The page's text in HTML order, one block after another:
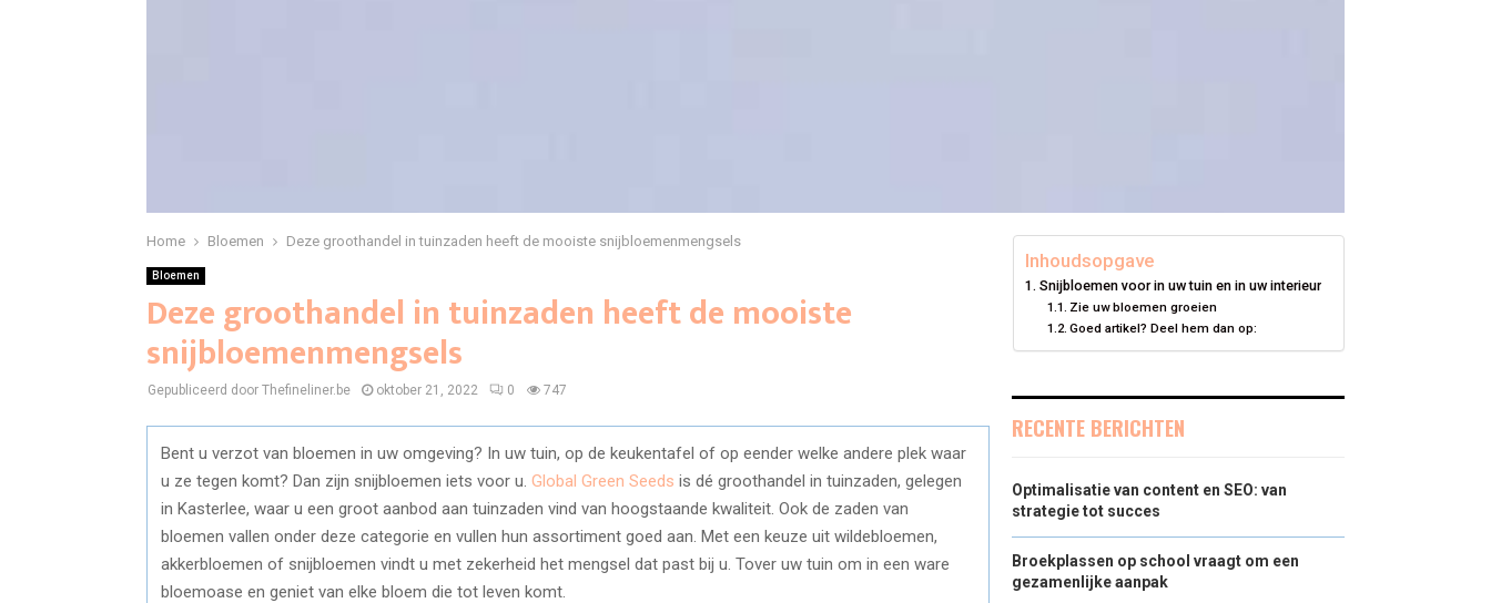
Home Bloemen Deze groothandel in tuinzaden heeft de mooiste snijbloemenmengsels
Bloemen
Deze groothandel in tuinzaden heeft de mooiste
snijbloemenmengsels
Gepubliceerd door Thefineliner.be oktober 21, 2022 0 747
Bent u verzot van bloemen in uw omgeving? In uw tuin, op de keukentafel of op eender welke andere plek waar
u ze tegen komt? Dan zijn snijbloemen iets voor u. Global Green Seeds is dé groothandel in tuinzaden, gelegen
in Kasterlee, waar u een groot aanbod aan tuinzaden vind van hoogstaande kwaliteit. Ook de zaden van
bloemen vallen onder deze categorie en vullen hun assortiment goed aan. Met een keuze uit wildebloemen,
akkerbloemen of snijbloemen vindt u met zekerheid het mengsel dat past bij u. Tover uw tuin om in een ware
bloemoase en geniet van elke bloem die tot leven komt.
Inhoudsopgave
Snijbloemen voor in uw tuin en in uw interieur
Zie uw bloemen groeien
Goed artikel? Deel hem dan op:
RECENTE BERICHTEN
Optimalisatie van content en SEO: van
strategie tot succes
Broekplassen op school vraagt om een
gezamenlijke aanpak